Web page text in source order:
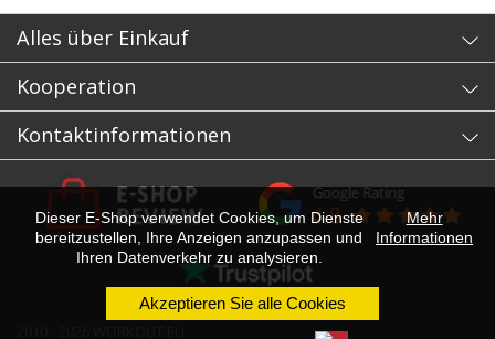
Dieser E-Shop verwendet Cookies, um Dienste
bereitzustellen, Ihre Anzeigen anzupassen und
Ihren Datenverkehr zu analysieren.
Mehr
Informationen
Akzeptieren Sie alle Cookies
Alles über Einkauf
Kooperation
Kontaktinformationen